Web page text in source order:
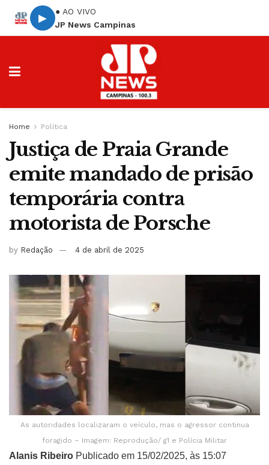
▶
● AO VIVO
JP News Campinas
Home Política
Justiça de Praia Grande
emite mandado de prisão
temporária contra
motorista de Porsche
by Redação 4 de abril de 2025
As autoridades localizaram o veículo, mas o agressor continua
foragido – Imagem: Reprodução/ g1 e Polícia Militar
Alanis Ribeiro Publicado em 15/02/2025, às 15:07